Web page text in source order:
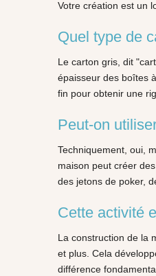
Votre création est un
Quel type de
Le carton gris, dit
épaisseur des boîtes
fin pour obtenir une
Peut-on
Techniquement, oui,
maison peut créer
des jetons de poker,
Cette activité
La construction de la
et plus. Cela
différence